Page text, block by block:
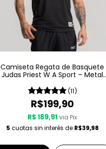
Camiseta Regata de Basquete
Judas Priest W A Sport – Metal
(11)
R$199,90
R$ 189,91 via Pix
5 cuotas sin interés de R$39,98